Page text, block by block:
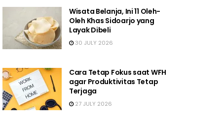
Wisata Belanja, Ini 11 Oleh-
Oleh Khas Sidoarjo yang
Layak Dibeli
30 JULY 2026
Cara Tetap Fokus saat WFH
agar Produktivitas Tetap
Terjaga
27 JULY 2026